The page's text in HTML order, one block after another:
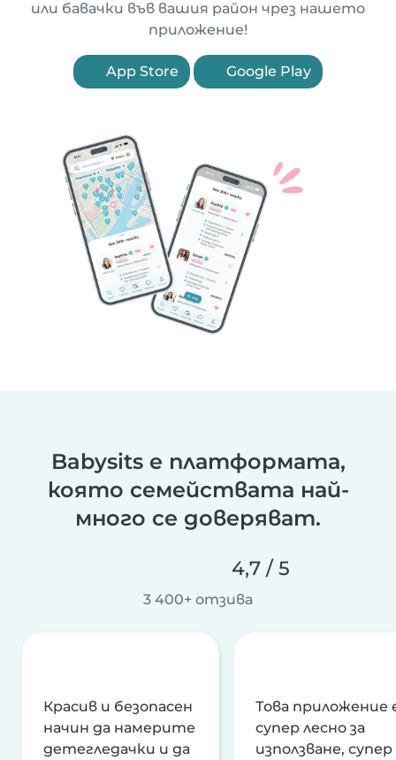
или бавачки във вашия район чрез нашето
приложение!
App Store Google Play
Babysits е платформата,
която семействата най-
много се доверяват.
4,7 / 5
3 400+ отзива
Красив и безопасен
начин да намерите
детегледачки и да
Това приложение
супер лесно за
използване, супер